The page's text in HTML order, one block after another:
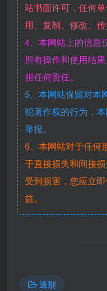
站书面许可，任何
用、复制、修改、传
4、本网站上的信息
所有操作和使用结
担任何责任。
5、本网站保留对本
犯著作权的行为，
举报。
6、本网站对于任何
于直接损失和间接
受到损害，您应立
益。
送别